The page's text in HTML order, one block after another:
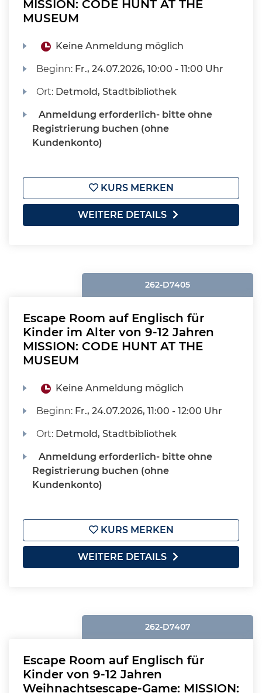
MISSION: CODE HUNT AT THE
MUSEUM
Keine Anmeldung möglich
Beginn: Fr., 24.07.2026, 10:00 - 11:00 Uhr
Ort: Detmold, Stadtbibliothek
Anmeldung erforderlich- bitte ohne
Registrierung buchen (ohne
Kundenkonto)
KURS MERKEN
WEITERE DETAILS
262-D7405
Escape Room auf Englisch für
Kinder im Alter von 9-12 Jahren
MISSION: CODE HUNT AT THE
MUSEUM
Keine Anmeldung möglich
Beginn: Fr., 24.07.2026, 11:00 - 12:00 Uhr
Ort: Detmold, Stadtbibliothek
Anmeldung erforderlich- bitte ohne
Registrierung buchen (ohne
Kundenkonto)
KURS MERKEN
WEITERE DETAILS
262-D7407
Escape Room auf Englisch für
Kinder von 9-12 Jahren
Weihnachtsescape-Game: MISSION: